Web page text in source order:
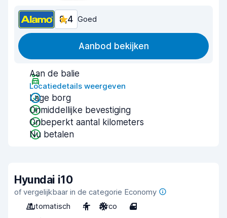
8,4 Goed
Aanbod bekijken
Aan de balie
Locatiedetails weergeven
Lage borg
Onmiddellijke bevestiging
Onbeperkt aantal kilometers
Nu betalen
Hyundai i10
of vergelijkbaar in de categorie Economy
Automatisch
4 Airco 4